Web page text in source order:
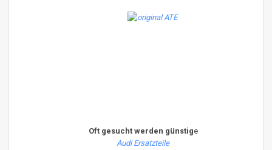
Oft gesucht werden günstige
Audi Ersatzteile